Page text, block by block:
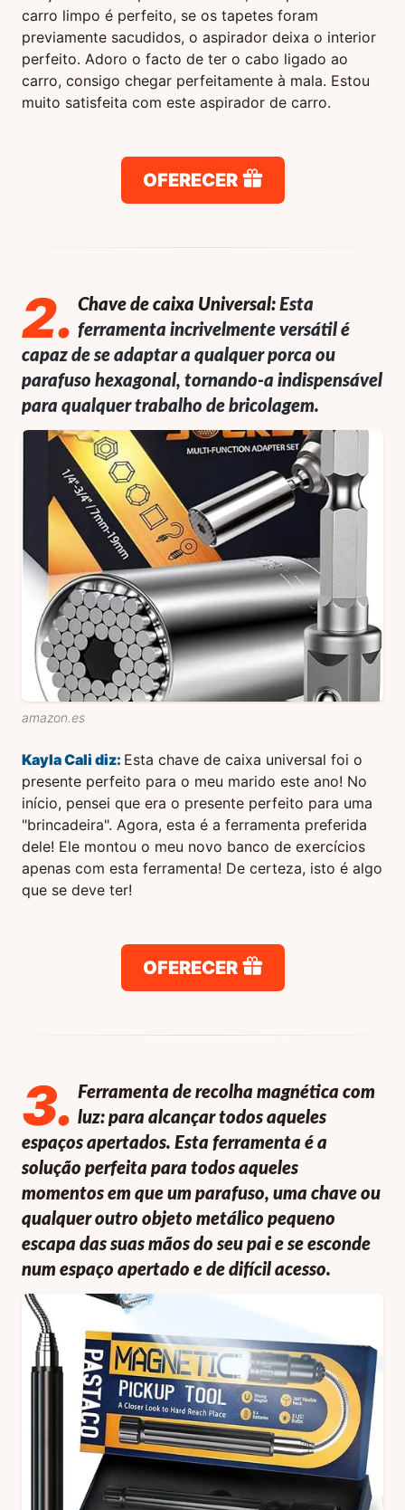
carro limpo é perfeito, se os tapetes foram
previamente sacudidos, o aspirador deixa o interior
perfeito. Adoro o facto de ter o cabo ligado ao
carro, consigo chegar perfeitamente à mala. Estou
muito satisfeita com este aspirador de carro.
OFERECER
2. Chave de caixa Universal: Esta
ferramenta incrivelmente versátil é
capaz de se adaptar a qualquer porca ou
parafuso hexagonal, tornando-a indispensável
para qualquer trabalho de bricolagem.
amazon.es
Kayla Cali diz: Esta chave de caixa universal foi o
presente perfeito para o meu marido este ano! No
início, pensei que era o presente perfeito para uma
"brincadeira". Agora, esta é a ferramenta preferida
dele! Ele montou o meu novo banco de exercícios
apenas com esta ferramenta! De certeza, isto é algo
que se deve ter!
OFERECER
3. Ferramenta de recolha magnética com
luz: para alcançar todos aqueles
espaços apertados. Esta ferramenta é a
solução perfeita para todos aqueles
momentos em que um parafuso, uma chave ou
qualquer outro objeto metálico pequeno
escapa das suas mãos do seu pai e se esconde
num espaço apertado e de difícil acesso.